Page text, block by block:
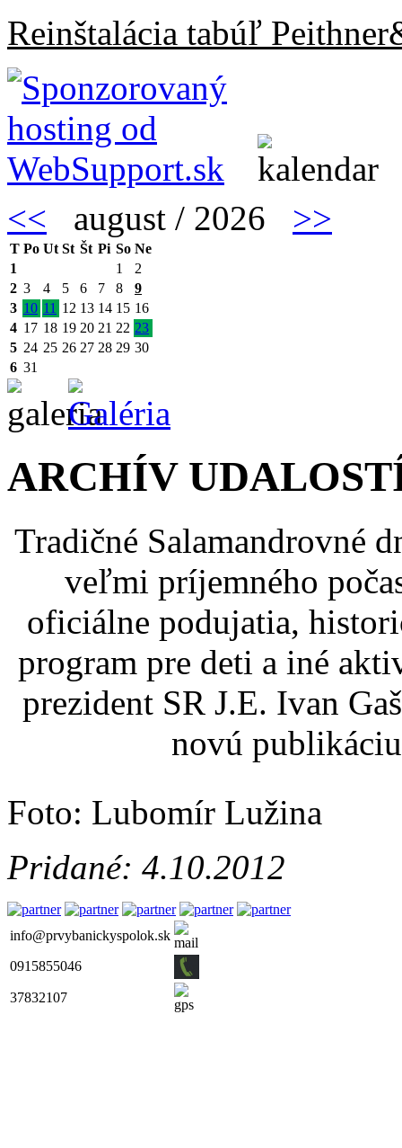
Reinštalácia tabúľ
<< august / 2026 >>
T Po Ut St Št Pi So Ne
1
1
2
2 3 4 5 6 7 8
9
3 10 11 12 13 14 15 16
4 17 18 19 20 21 22 23
5 24 25 26 27 28 29 30
6 31
ARCHÍV
Tradičné Salamandrovné
veľmi príjemného
oficiálne podujatia,
program pre deti a iné
prezident SR J.E. Ivan
novú
Foto: Lubomír Lužina
Pridané: 4.10.2012
info@prvybanickyspolok.sk
0915855046
37832107